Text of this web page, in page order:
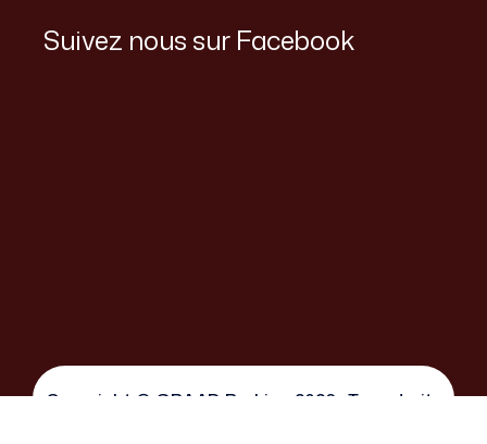
Suivez nous sur Facebook
Copyright © GRAAD Burkina 2026 . Tous droits